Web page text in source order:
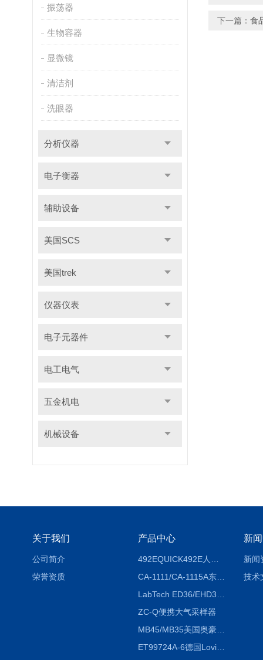
振荡器
生物容器
显微镜
清洁剂
洗眼器
分析仪器
电子衡器
辅助设备
美国SCS
美国trek
仪器仪表
电子元器件
电工电气
五金机电
机械设备
下一篇： 食
关于我们
公司简介
荣誉资质
产品中心
CA-1111/CA-1115A东京理化EYELA CA-1111/CA-1115A冷却水循环装置
ZC-Q便携大气采样器
MB45/MB35美国奥豪斯OHAUS MB45/MB35卤素红外水分测定仪
ET99724A-6德国Lovibond ET99724A-6微电脑BOD测定仪
新
新闻
技术